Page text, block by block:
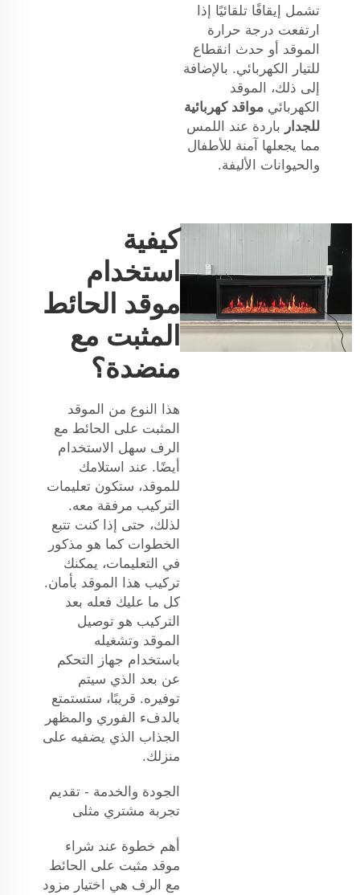
تشمل إيقافًا تلقائيًا إذا
ارتفعت درجة حرارة
الموقد أو حدث انقطاع
للتيار الكهربائي. بالإضافة
إلى ذلك، الموقد
الكهربائي مواقد كهربائية
للجدار باردة عند اللمس
مما يجعلها آمنة للأطفال
والحيوانات الأليفة.
كيفية
استخدام
موقد الحائط
المثبت مع
منضدة؟
هذا النوع من الموقد
المثبت على الحائط مع
الرف سهل الاستخدام
أيضًا. عند استلامك
للموقد، ستكون تعليمات
التركيب مرفقة معه.
لذلك، حتى إذا كنت تتبع
الخطوات كما هو مذكور
في التعليمات، يمكنك
تركيب هذا الموقد بأمان.
كل ما عليك فعله بعد
التركيب هو توصيل
الموقد وتشغيله
باستخدام جهاز التحكم
عن بعد الذي سيتم
توفيره. قريبًا، ستستمتع
بالدفء الفوري والمظهر
الجذاب الذي يضفيه على
منزلك.
الجودة والخدمة - تقديم
تجربة مشتري مثلى
أهم خطوة عند شراء
موقد مثبت على الحائط
مع الرف هي اختيار مزود